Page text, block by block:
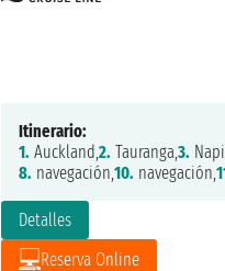
Detalles
Reserva Online
Itinerario:
1. Auckland,2. Tauranga,3.
8. navegación,10. navegación,